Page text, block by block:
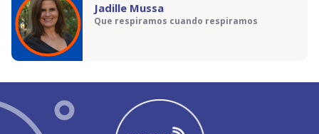
Jadille Mussa
Que respiramos cuando respiramos